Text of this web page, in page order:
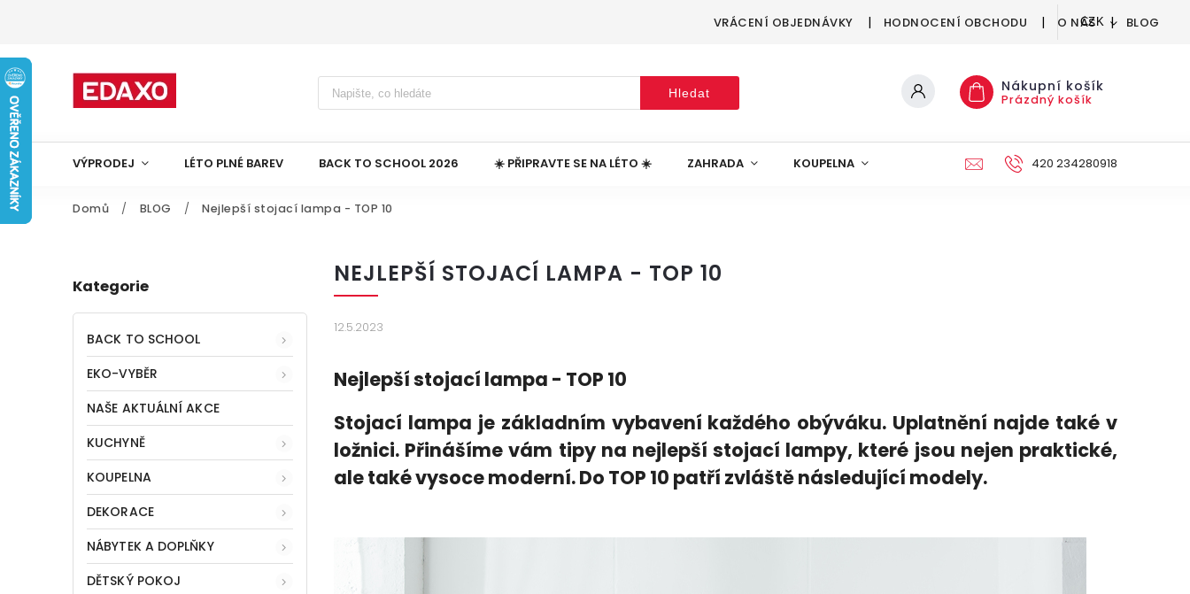
VRÁCENÍ OBJEDNÁVKY HODNOCENÍ OBCHODU O NÁS BLOG
CZK
Hledat Nákupní košík
Prázdný košík
VÝPRODEJ LÉTO PLNÉ BAREV BACK TO SCHOOL 2026 ☀️ PŘIPRAVTE SE NA LÉTO ☀️ ZAHRADA KOUPELNA DEKORACE
420 234280918
Domů / BLOG / Nejlepší stojací lampa - TOP 10
Kategorie
BACK TO SCHOOL
EKO-VYBĚR
NAŠE AKTUÁLNÍ AKCE
KUCHYNĚ
KOUPELNA
DEKORACE
NÁBYTEK A DOPLŇKY
DĚTSKÝ POKOJ
NEJLEPŠÍ STOJACÍ LAMPA - TOP 10
12.5.2023
Nejlepší stojací lampa - TOP 10
Stojací lampa je základním vybavení každého obýváku. Uplatnění najde také v
ložnici. Přinášíme vám tipy na nejlepší stojací lampy, které jsou nejen praktické,
ale také vysoce moderní. Do TOP 10 patří zvláště následující modely.